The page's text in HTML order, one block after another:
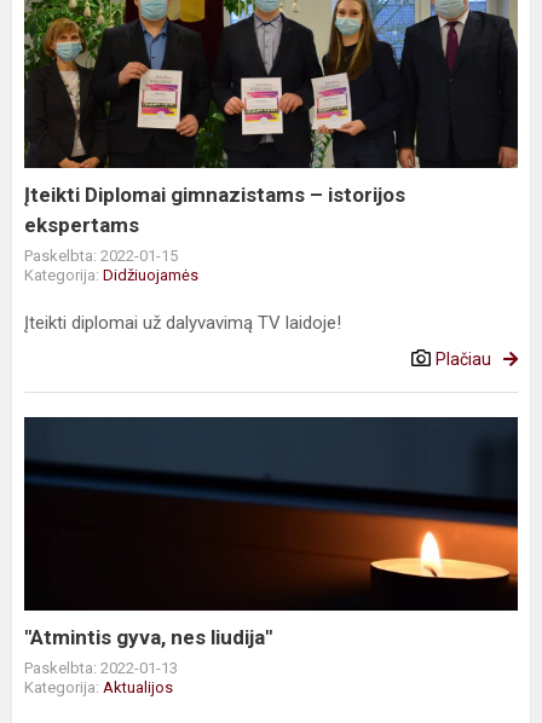
Diplomai
gimnazistams
–
istorijos
ekspertams
Įteikti Diplomai gimnazistams – istorijos
ekspertams
Paskelbta: 2022-01-15
Kategorija: Didžiuojamės
Įteikti diplomai už dalyvavimą TV laidoje!
Plačiau
gyva,
nes
"Atmintis gyva, nes liudija"
Paskelbta: 2022-01-13
Kategorija: Aktualijos